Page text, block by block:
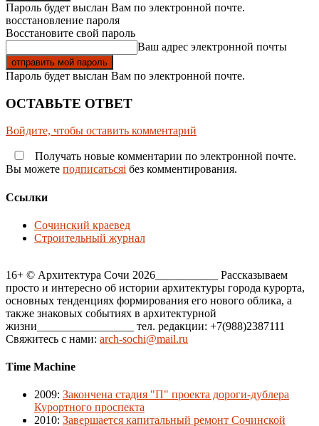
Пароль будет выслан Вам по электронной почте.
восстановление пароля
Восстановите свой пароль
Ваш адрес электронной почты
Пароль будет выслан Вам по электронной почте.
ОСТАВЬТЕ ОТВЕТ
Войдите, чтобы оставить комментарий
Получать новые комментарии по электронной почте.
Вы можете подписатьсяi без комментирования.
Ссылки
Сочинский краевед
Строительный журнал
16+ © Архитектура Сочи 2026___________ Рассказываем
просто и интересно об истории архитектуры города курорта,
основных тенденциях формирования его нового облика, а
также знаковых событиях в архитектурной
жизни_________________ тел. редакции: +7(988)2387111
Свяжитесь с нами: arch-sochi@mail.ru
Time Machine
2009: Закончена стадия "П" проекта дороги-дублера
Курортного проспекта
2010: Завершается капитальный ремонт Сочинской